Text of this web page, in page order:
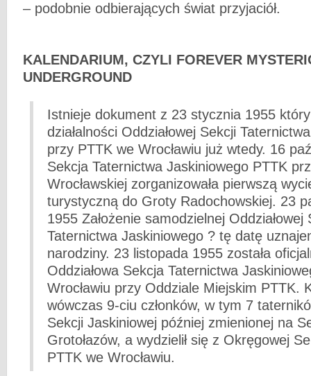
– podobnie odbierających świat przyjaciół.
KALENDARIUM, CZYLI FOREVER
UNDERGROUND
Istnieje dokument z 23 stycznia 1955
działalności Oddziałowej Sekcji
przy PTTK we Wrocławiu już wtedy. 16
Sekcja Taternictwa Jaskiniowego PTTK
Wrocławskiej zorganizowała pierwszą
turystyczną do Groty Radochowskiej. 23
1955 Założenie samodzielnej Oddziałowej
Taternictwa Jaskiniowego ? tę datę
narodziny. 23 listopada 1955 została
Oddziałowa Sekcja Taternictwa
Wrocławiu przy Oddziale Miejskim PTTK.
wówczas 9-ciu członków, w tym 7
Sekcji Jaskiniowej później zmienionej na
Grotołazów, a wydzielił się z Okręgowej
PTTK we Wrocławiu.